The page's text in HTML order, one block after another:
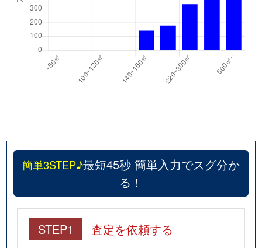
簡単3STEP♪最短45秒 簡単入力でスグ分か
る！
STEP1 査定を依頼する